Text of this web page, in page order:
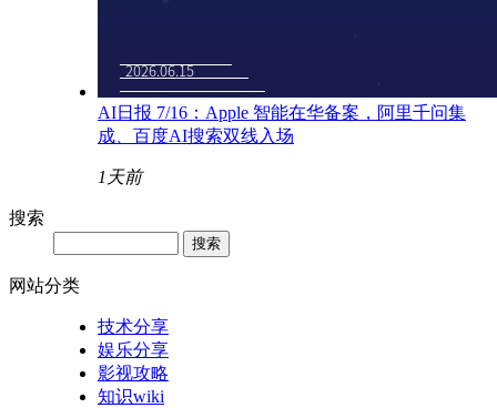
AI日报 7/16：Apple 智能在华备案，阿里千问集
成、百度AI搜索双线入场
1天前
搜索
网站分类
技术分享
娱乐分享
影视攻略
知识wiki